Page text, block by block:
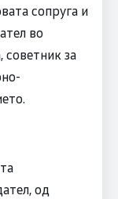
сопруга и
во
за
од